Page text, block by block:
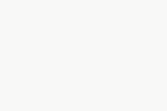
Ученые
росла. XX век